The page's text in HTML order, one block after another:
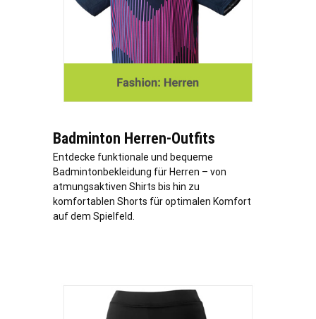
Badminton Herren-Outfits
Entdecke funktionale und bequeme
Badmintonbekleidung für Herren – von
atmungsaktiven Shirts bis hin zu
komfortablen Shorts für optimalen Komfort
auf dem Spielfeld.